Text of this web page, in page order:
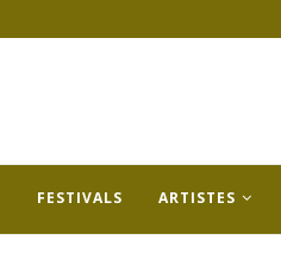
FESTIVALS ARTISTES